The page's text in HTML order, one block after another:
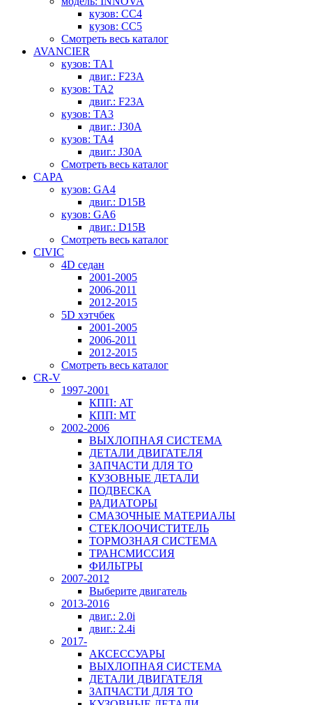
кузов: CC4
кузов: CC5
Смотреть весь каталог
AVANCIER
кузов: TA1
двиг.: F23A
кузов: TA2
двиг.: F23A
кузов: TA3
двиг.: J30A
кузов: TA4
двиг.: J30A
Смотреть весь каталог
CAPA
кузов: GA4
двиг.: D15B
кузов: GA6
двиг.: D15B
Смотреть весь каталог
CIVIC
4D седан
2001-2005
2006-2011
2012-2015
5D хэтчбек
2001-2005
2006-2011
2012-2015
Смотреть весь каталог
CR-V
1997-2001
КПП: AT
КПП: MT
2002-2006
ВЫХЛОПНАЯ СИСТЕМА
ДЕТАЛИ ДВИГАТЕЛЯ
ЗАПЧАСТИ ДЛЯ ТО
КУЗОВНЫЕ ДЕТАЛИ
ПОДВЕСКА
РАДИАТОРЫ
СМАЗОЧНЫЕ МАТЕРИАЛЫ
СТЕКЛООЧИСТИТЕЛЬ
ТОРМОЗНАЯ СИСТЕМА
ТРАНСМИССИЯ
ФИЛЬТРЫ
2007-2012
Выберите двигатель
2013-2016
двиг.: 2.0i
двиг.: 2.4i
2017-
АКСЕССУАРЫ
ВЫХЛОПНАЯ СИСТЕМА
ДЕТАЛИ ДВИГАТЕЛЯ
ЗАПЧАСТИ ДЛЯ ТО